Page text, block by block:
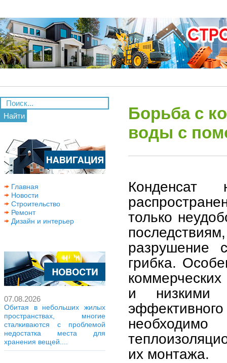
Найти
Главная
Новости
Строительство
Ремонт
Дизайн и интерьер
07.08.2026
Обитая в небольших жилых
пространствах, многие
сталкиваются с проблемой
недостатка места для
хранения вещей....
Борьба с
воды с
только
разрушение
грибка.
и низкими
их монтажа.